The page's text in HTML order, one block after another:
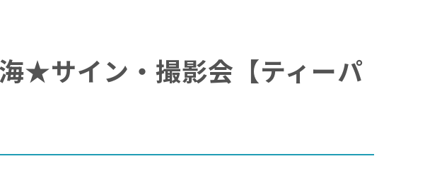
★サイン・撮影会【ティーパ